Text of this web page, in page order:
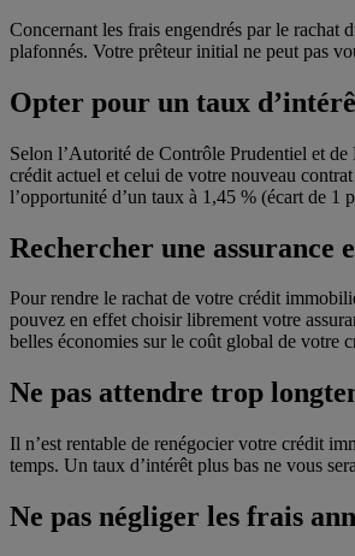
Concernant les frais engendrés par le rachat
plafonnés. Votre prêteur initial ne peut pas
Opter pour un taux
Selon l’Autorité de Contrôle Prudentiel et
crédit actuel et celui de votre nouveau
l’opportunité d’un taux à 1,45 % (écart de 1
Rechercher une assurance
Pour rendre le rachat de votre crédit
pouvez en effet choisir librement votre
belles économies sur le coût global de votre
Ne pas attendre trop
Il n’est rentable de renégocier votre crédit
temps. Un taux d’intérêt plus bas ne vous
Ne pas négliger les frais